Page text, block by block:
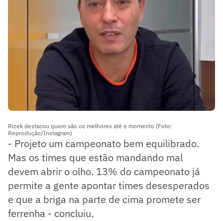
Rizek destacou quem são os melhores até o momento (Foto:
Reprodução/Instagram)
- Projeto um campeonato bem equilibrado.
Mas os times que estão mandando mal
devem abrir o olho. 13% do campeonato já
permite a gente apontar times desesperados
e que a briga na parte de cima promete ser
ferrenha - concluiu.